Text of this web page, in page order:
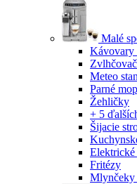
Malé
Kávovary
Meteo
Parné
Žehličky
+ 5
Šijacie
Fritézy
Mlynčeky